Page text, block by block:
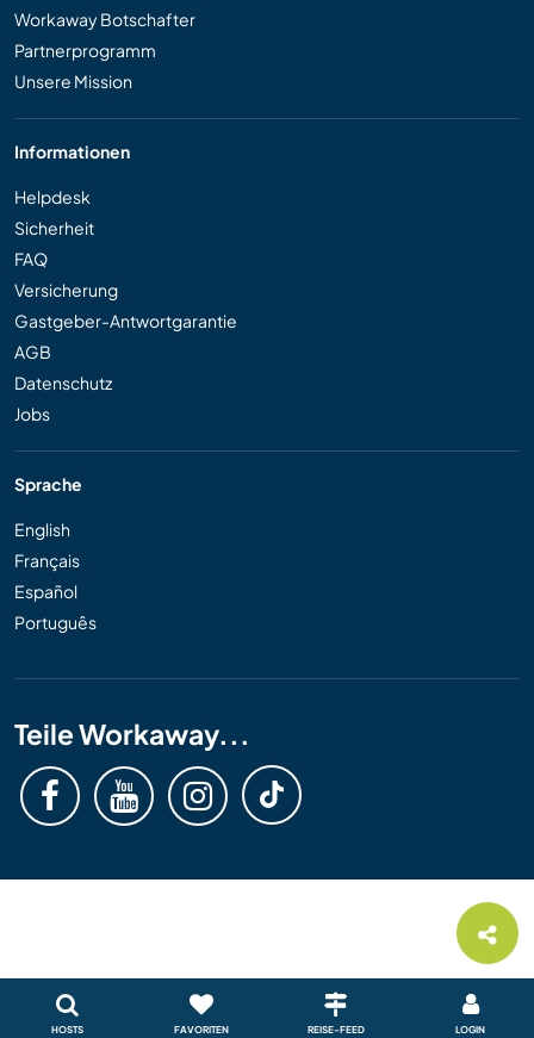
HOSTS FAVORITEN REISE-FEED LOGIN
Workaway Botschafter
Partnerprogramm
Unsere Mission
Informationen
Helpdesk
Sicherheit
FAQ
Versicherung
Gastgeber-Antwortgarantie
AGB
Datenschutz
Jobs
Sprache
English
Français
Español
Português
Teile Workaway...